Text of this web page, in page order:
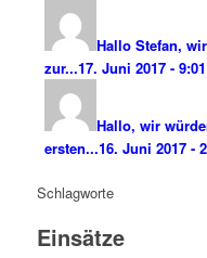
Hallo Stefan,
zur...17. Juni 2017 -
Hallo, wir
ersten...16. Juni 2017 -
Schlagworte
Einsätze